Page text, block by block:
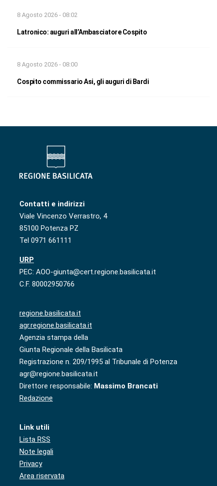
8 Agosto 2026 - 08:02
Latronico: auguri all’Ambasciatore Cospito
8 Agosto 2026 - 08:00
Cospito commissario Asi, gli auguri di Bardi
Contatti e indirizzi
Viale Vincenzo Verrastro, 4
85100 Potenza PZ
Tel 0971 661111
URP
PEC: AOO-giunta@cert.regione.basilicata.it
C.F. 80002950766
regione.basilicata.it
agr.regione.basilicata.it
Agenzia stampa della
Giunta Regionale della Basilicata
Registrazione n. 209/1995 al Tribunale di Potenza
agr@regione.basilicata.it
Direttore responsabile: Massimo Brancati
Redazione
Link utili
Lista RSS
Note legali
Privacy
Area riservata